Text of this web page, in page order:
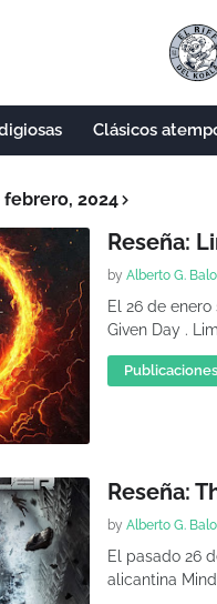
Clásicos
2024
Reseña:
by Alberto G. Balo
El 26 de
Given Day .
Reseña:
by Alberto G. Balo
El pasado 26
alicantina